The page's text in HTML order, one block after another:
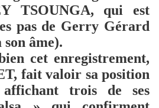
TSOUNGA, qui est
pas de Gerry Gérard
âme).
cet enregistrement,
fait valoir sa position
trois de ses